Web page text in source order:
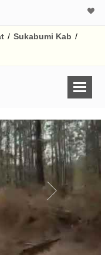
/ Sukabumi Kab /
% /th
Untuk hasil simulasi
pada kotak-
Simpan